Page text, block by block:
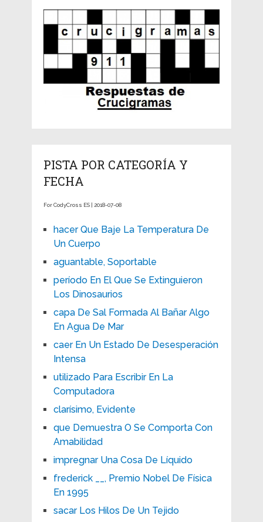
PISTA POR CATEGORÍA Y
FECHA
For CodyCross ES | 2018-07-08
hacer Que Baje La Temperatura De
Un Cuerpo
aguantable, Soportable
período En El Que Se Extinguieron
Los Dinosaurios
capa De Sal Formada Al Bañar Algo
En Agua De Mar
caer En Un Estado De Desesperación
Intensa
utilizado Para Escribir En La
Computadora
clarísimo, Evidente
que Demuestra O Se Comporta Con
Amabilidad
impregnar Una Cosa De Líquido
frederick __, Premio Nobel De Física
En 1995
sacar Los Hilos De Un Tejido